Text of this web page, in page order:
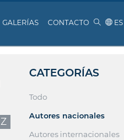
GALERÍAS CONTACTO ES
Z
CATEGORÍAS
Todo
Autores nacionales
Autores internacionales